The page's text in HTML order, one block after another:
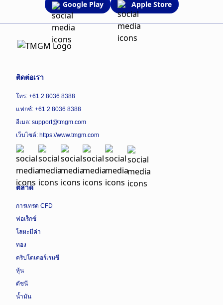
Google Play Apple Store
ติดต่อเรา
โทร: +61 2 8036 8388
แฟกซ์: +61 2 8036 8388
อีเมล: support@tmgm.com
เว็บไซต์: https://www.tmgm.com
ตลาด
การเทรด CFD
ฟอเร็กซ์
โลหะมีค่า
ทอง
คริปโตเคอร์เรนซี
หุ้น
ดัชนี
น้ำมัน